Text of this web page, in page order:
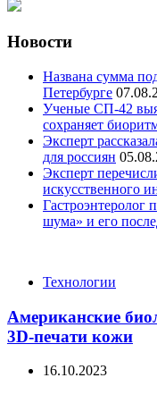
Новости
Названа сумма
Петербурге
Ученые СП-42
сохраняет
Эксперт
для россиян
Эксперт
искусственного
Гастроэнтеролог
шума» и его
CategoriesТехнологии
Американские
3D-печати кожи
16.10.2023